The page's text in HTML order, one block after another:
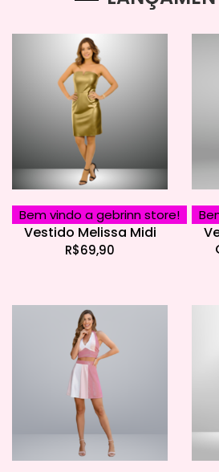
Bem vindo a gebrinn store!
Vestido Melissa Midi
R$69,90